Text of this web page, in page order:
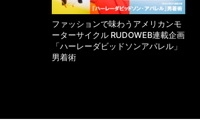
ファッションで味わうアメリカンモ
ーターサイクル RUDOWEB連載企画
「ハーレーダビッドソンアパレル」
男着術